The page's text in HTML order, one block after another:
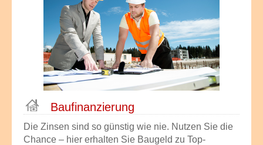
Bau­finanzierung
Die Zinsen sind so günstig wie nie. Nutzen Sie die
Chance – hier erhalten Sie Baugeld zu Top-